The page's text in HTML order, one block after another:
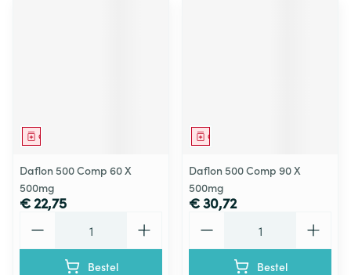
Geneesmiddel
Daflon 500 Comp 60 X
500mg
€ 22,75
Bestel
Geneesmiddel
Daflon 500 Comp 90 X
500mg
€ 30,72
Bestel